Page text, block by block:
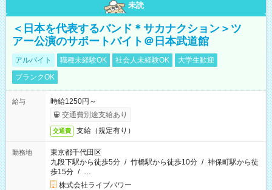
未読
＜日本を代表するバンド＊サカナクション＞ツ
アー公演のサポートバイト＠日本武道館
アルバイト 職種未経験OK 社会人未経験OK
大学生歓迎
ブランクOK
給与
時給1250円～
交通費別途支給あり
交通費 支給（規定有り）
勤務地
東京都千代田区
九段下駅から徒歩5分 / 竹橋駅から徒歩10分 / 神保町駅から徒
歩15分 / …
株式会社ライブパワー